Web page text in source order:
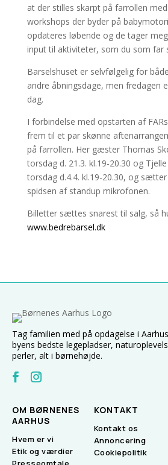
at der stilles skarpt på farrollen
workshops der byder på
opdateres løbende og de tager
input til aktiviteter, som du som far
Barselshuset er selvfølgelig for
andre åbningsdage, men fredagen
dag.
I forbindelse med opstarten af
frem til et par skønne
på farrollen. Her gæster Thomas
torsdag d. 21.3. kl.19-20.30 og
torsdag d.4.4. kl.19-20.30, og
spidsen af standup mikrofonen.
Billetter sættes snarest til salg, så
www.bedrebarsel.dk
Tag familien med på opdagelse i
byens bedste legepladser,
perler, alt i børnehøjde.
OM BØRNENES
AARHUS
Hvem er vi
Etik og værdier
KONTAKT
Kontakt os
Annoncering
Cookiepolitik